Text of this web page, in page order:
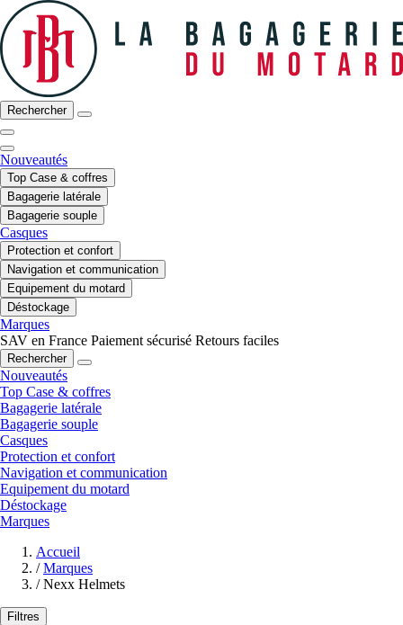
Rechercher
Nouveautés
Top Case & coffres
Bagagerie latérale
Bagagerie souple
Casques
Protection et confort
Navigation et communication
Equipement du motard
Déstockage
Marques
SAV en France Paiement sécurisé Retours faciles
Rechercher
Nouveautés
Top Case & coffres
Bagagerie latérale
Bagagerie souple
Casques
Protection et confort
Navigation et communication
Equipement du motard
Déstockage
Marques
Accueil
/ Marques
/ Nexx Helmets
Filtres